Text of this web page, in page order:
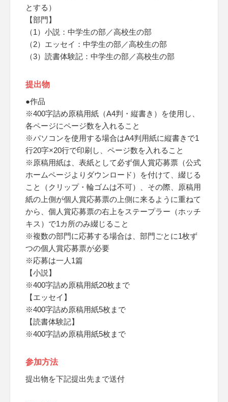
とする）
【部門】
（1）小説：中学生の部／高校生の部
（2）エッセイ：中学生の部／高校生の部
（3）読書体験記：中学生の部／高校生の部
提出物
●作品
※400字詰め原稿用紙（A4判・縦書き）を使用し、
各ページにページ数を入れること
※パソコンを使用する場合はA4判用紙に縦書きで1
行20字×20行で印刷し、ページ数を入れること
※原稿用紙は、表紙として必ず個人賞応募票（公式
ホームページよりダウンロード）を付けて、綴じる
こと（クリップ・輪ゴムは不可）、その際、原稿用
紙の上側が個人賞応募票の上側に来るように重ねて
から、個人賞応募票の右上をステープラー（ホッチ
キス）で1カ所のみ綴じること
※複数の部門に応募する場合は、部門ごとに1枚ず
つの個人賞応募票が必要
※応募は一人1篇
【小説】
※400字詰め原稿用紙20枚まで
【エッセイ】
※400字詰め原稿用紙5枚まで
【読書体験記】
※400字詰め原稿用紙5枚まで
参加方法
提出物を下記提出先まで送付